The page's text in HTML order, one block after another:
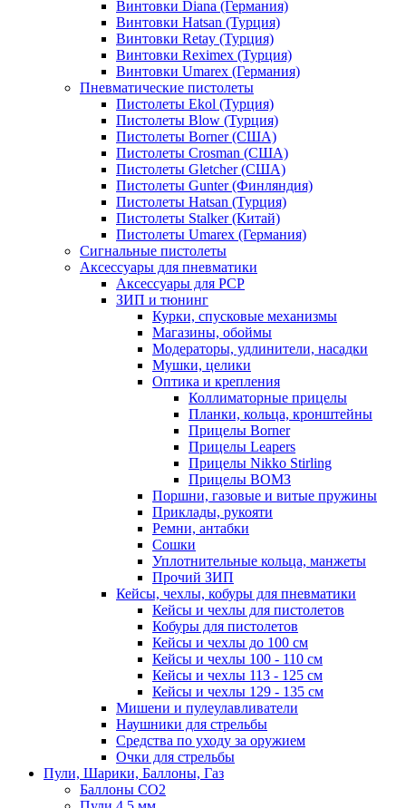
Винтовки Diana (Германия)
Винтовки Hatsan (Турция)
Винтовки Retay (Турция)
Винтовки Reximex (Турция)
Винтовки Umarex (Германия)
Пневматические пистолеты
Пистолеты Ekol (Турция)
Пистолеты Blow (Турция)
Пистолеты Borner (США)
Пистолеты Crosman (США)
Пистолеты Gletcher (США)
Пистолеты Gunter (Финляндия)
Пистолеты Hatsan (Турция)
Пистолеты Stalker (Китай)
Пистолеты Umarex (Германия)
Сигнальные пистолеты
Аксессуары для пневматики
Аксессуары для PCP
ЗИП и тюнинг
Курки, спусковые механизмы
Магазины, обоймы
Модераторы, удлинители, насадки
Мушки, целики
Оптика и крепления
Коллиматорные прицелы
Планки, кольца, кронштейны
Прицелы Borner
Прицелы Leapers
Прицелы Nikko Stirling
Прицелы ВОМЗ
Поршни, газовые и витые пружины
Приклады, рукояти
Ремни, антабки
Сошки
Уплотнительные кольца, манжеты
Прочий ЗИП
Кейсы, чехлы, кобуры для пневматики
Кейсы и чехлы для пистолетов
Кобуры для пистолетов
Кейсы и чехлы до 100 см
Кейсы и чехлы 100 - 110 см
Кейсы и чехлы 113 - 125 см
Кейсы и чехлы 129 - 135 см
Мишени и пулеулавливатели
Наушники для стрельбы
Средства по уходу за оружием
Очки для стрельбы
Пули, Шарики, Баллоны, Газ
Баллоны CO2